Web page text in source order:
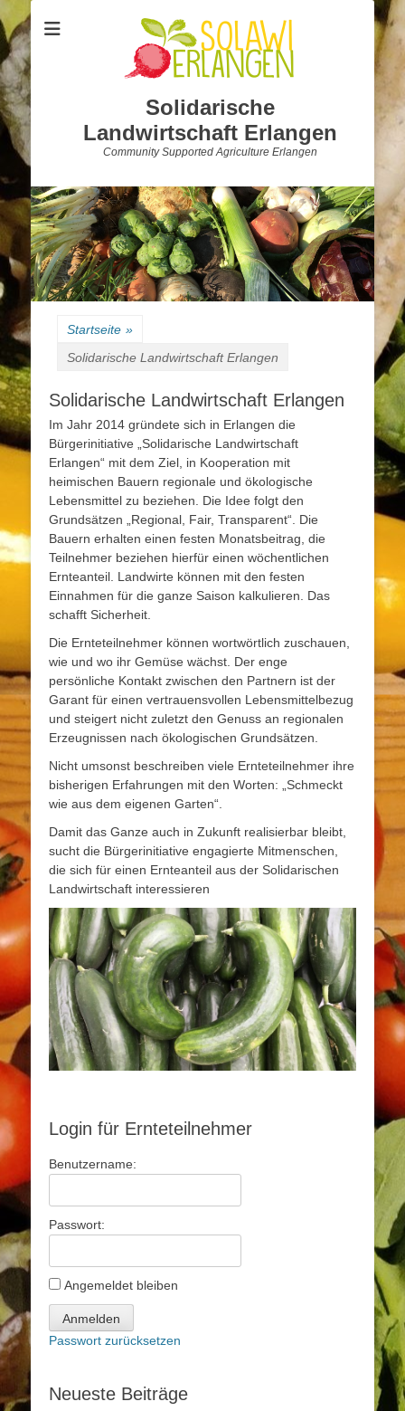
Solidarische
Landwirtschaft Erlangen
Community Supported Agriculture Erlangen
Startseite »
Solidarische Landwirtschaft Erlangen
Solidarische Landwirtschaft Erlangen
Im Jahr 2014 gründete sich in Erlangen die
Bürgerinitiative „Solidarische Landwirtschaft
Erlangen“ mit dem Ziel, in Kooperation mit
heimischen Bauern regionale und ökologische
Lebensmittel zu beziehen. Die Idee folgt den
Grundsätzen „Regional, Fair, Transparent“. Die
Bauern erhalten einen festen Monatsbeitrag, die
Teilnehmer beziehen hierfür einen wöchentlichen
Ernteanteil. Landwirte können mit den festen
Einnahmen für die ganze Saison kalkulieren. Das
schafft Sicherheit.
Die Ernteteilnehmer können wortwörtlich zuschauen,
wie und wo ihr Gemüse wächst. Der enge
persönliche Kontakt zwischen den Partnern ist der
Garant für einen vertrauensvollen Lebensmittelbezug
und steigert nicht zuletzt den Genuss an regionalen
Erzeugnissen nach ökologischen Grundsätzen.
Nicht umsonst beschreiben viele Ernteteilnehmer ihre
bisherigen Erfahrungen mit den Worten: „Schmeckt
wie aus dem eigenen Garten“.
Damit das Ganze auch in Zukunft realisierbar bleibt,
sucht die Bürgerinitiative engagierte Mitmenschen,
die sich für einen Ernteanteil aus der Solidarischen
Landwirtschaft interessieren
Login für Ernteteilnehmer
Benutzername:
Passwort:
Angemeldet bleiben
Anmelden
Passwort zurücksetzen
Neueste Beiträge